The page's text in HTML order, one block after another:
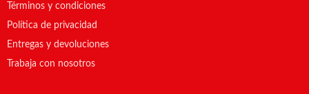
Términos y condiciones
Política de privacidad
Entregas y devoluciones
Trabaja con nosotros